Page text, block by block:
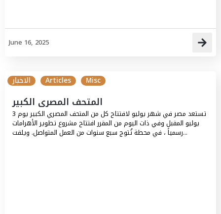
June 16, 2025
الاخبار Articles Misc
المتحف المصرى الكبير
تستعد مصر في شهر يوليو لافتتاح كل من المتحف المصري الكبير يوم 3
يوليو المقبل وفي ذات اليوم من المقرر افتتاح مشروع تطوير الأهرامات
رسمياً ، في محطة تُتوج سبع سنوات من العمل المتواصل. ويلفت...